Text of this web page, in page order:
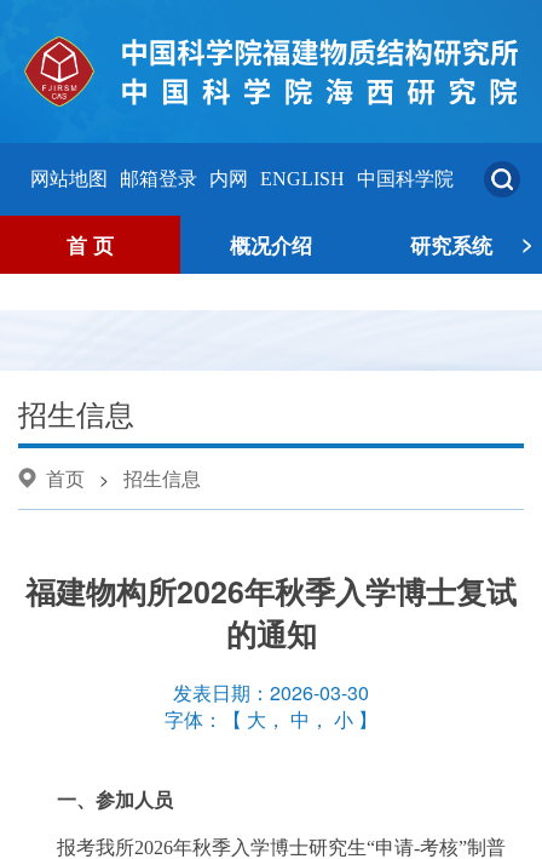
网站地图 邮箱登录 内网 ENGLISH 中国科学院
首 页 概况介绍 研究系统 >
招生信息
首页 > 招生信息
福建物构所2026年秋季入学博士复试
的通知
发表日期：2026-03-30
字体：【 大 ， 中 ， 小 】
一、参加人员
报考我所2026年秋季入学博士研究生“申请-考核”制普